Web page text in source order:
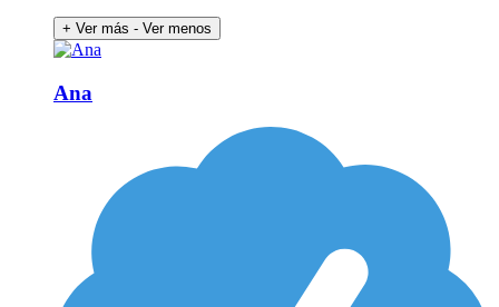
+ Ver más - Ver menos
Ana